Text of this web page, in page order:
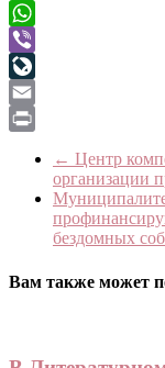
Telegram
WhatsApp
Viber
LiveJournal
Email
← Центр
организации
бездомных
Вам также может